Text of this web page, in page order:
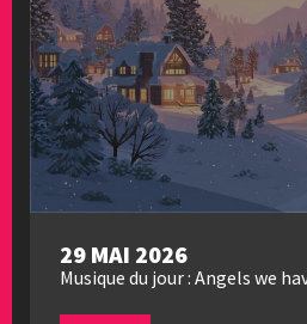
29 MAI 2026
Musique du jour : Angels we